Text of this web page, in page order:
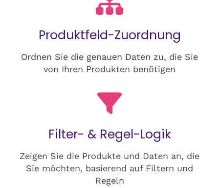
Produktfeld-Zuordnung
Ordnen Sie die genauen Daten zu, die Sie
von Ihren Produkten benötigen
Filter- & Regel-Logik
Zeigen Sie die Produkte und Daten an, die
Sie möchten, basierend auf Filtern und
Regeln